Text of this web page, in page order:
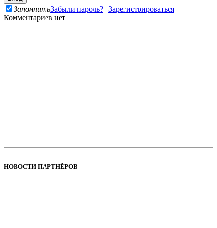
ЗапомнитьЗабыли пароль? | Зарегистрироваться
Комментариев нет
НОВОСТИ ПАРТНЁРОВ